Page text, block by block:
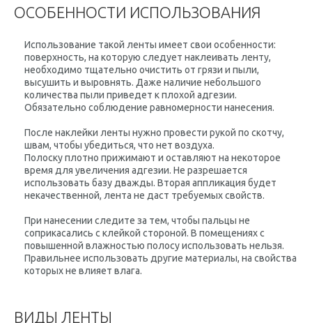
ОСОБЕННОСТИ ИСПОЛЬЗОВАНИЯ
Использование такой ленты имеет свои особенности:
поверхность, на которую следует наклеивать ленту,
необходимо тщательно очистить от грязи и пыли,
высушить и выровнять. Даже наличие небольшого
количества пыли приведет к плохой адгезии.
Обязательно соблюдение равномерности нанесения.
После наклейки ленты нужно провести рукой по скотчу,
швам, чтобы убедиться, что нет воздуха.
Полоску плотно прижимают и оставляют на некоторое
время для увеличения адгезии. Не разрешается
использовать базу дважды. Вторая аппликация будет
некачественной, лента не даст требуемых свойств.
При нанесении следите за тем, чтобы пальцы не
соприкасались с клейкой стороной. В помещениях с
повышенной влажностью полосу использовать нельзя.
Правильнее использовать другие материалы, на свойства
которых не влияет влага.
ВИДЫ ЛЕНТЫ